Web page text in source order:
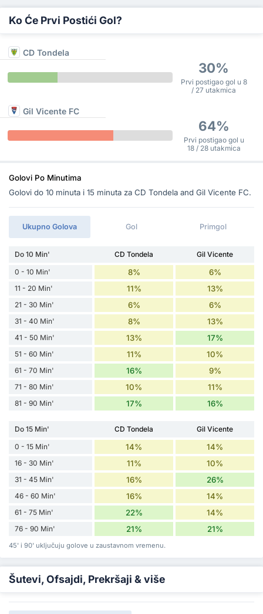
Ko Će Prvi Postići Gol?
CD Tondela
30%
Prvi postigao gol u 8
/ 27 utakmica
Gil Vicente FC
64%
Prvi postigao gol u
18 / 28 utakmica
Golovi Po Minutima
Golovi do 10 minuta i 15 minuta za CD Tondela and Gil Vicente FC.
Ukupno Golova Gol Primgol
Do 10 Min' CD Tondela
Gil Vicente
0 - 10 Min'
8% 6%
11 - 20 Min' 11% 13%
21 - 30 Min' 6% 6%
31 - 40 Min' 8% 13%
41 - 50 Min' 13% 17%
51 - 60 Min' 11% 10%
61 - 70 Min' 16% 9%
71 - 80 Min' 10% 11%
81 - 90 Min' 17% 16%
Do 15 Min' CD Tondela
Gil Vicente
0 - 15 Min'
14% 14%
16 - 30 Min' 11% 10%
31 - 45 Min' 16% 26%
46 - 60 Min' 16% 14%
61 - 75 Min' 22% 14%
76 - 90 Min' 21% 21%
45' i 90' uključuju golove u zaustavnom vremenu.
Šutevi, Ofsajdi, Prekršaji & više